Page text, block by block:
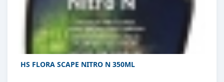
HS FLORA SCAPE NITRO N 350ML